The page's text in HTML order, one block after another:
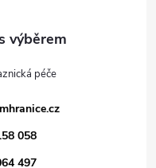
058
497